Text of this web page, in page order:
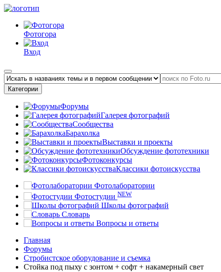
Фотогора
Вход
Категории
Форумы
Галерея фотографий
Сообщества
Барахолка
Выставки и проекты
Обсуждение фототехники
Фотоконкурсы
Классики фотоискусства
Фотолаборатории
Фотостудии NEW
Школы фотографий
Словарь
Вопросы и ответы
Главная
Форумы
Стробистское оборудование и съемка
Стойка под пыху с зонтом + софт + накамерный свет